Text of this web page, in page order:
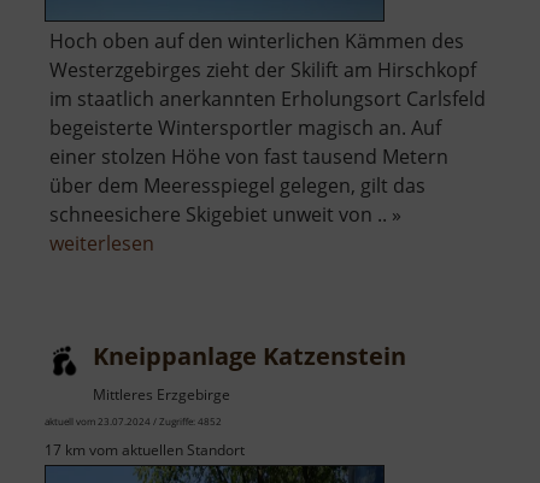
Hoch oben auf den winterlichen Kämmen des
Westerzgebirges zieht der Skilift am Hirschkopf
im staatlich anerkannten Erholungsort Carlsfeld
begeisterte Wintersportler magisch an. Auf
einer stolzen Höhe von fast tausend Metern
über dem Meeresspiegel gelegen, gilt das
schneesichere Skigebiet unweit von .. »
weiterlesen
Hirschkopf
Kneippanlage Katzenstein
Mittleres Erzgebirge
aktuell vom 23.07.2024 / Zugriffe: 4852
17 km vom aktuellen Standort